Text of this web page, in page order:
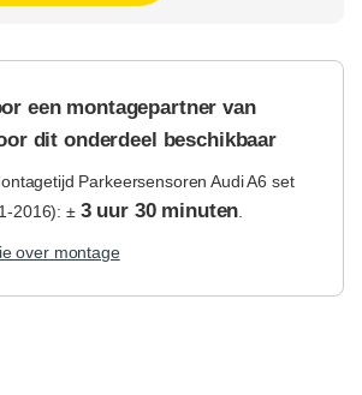
een montagepartner van
dit onderdeel beschikbaar
Parkeersensoren Audi A6 set
2016): ± 3 uur 30 minuten.
over montage